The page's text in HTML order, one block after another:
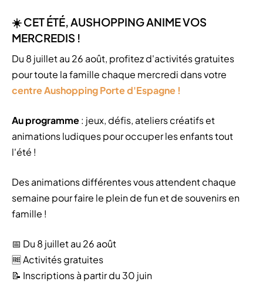
☀️ CET ÉTÉ, AUSHOPPING ANIME VOS
MERCREDIS !
Du 8 juillet au 26 août, profitez d'activités gratuites
pour toute la famille chaque mercredi dans votre
centre Aushopping Porte d'Espagne !
Au programme: jeux, défis, ateliers créatifs et
animations ludiques pour occuper les enfants tout
l'été !
Des animations différentes vous attendent chaque
semaine pour faire le plein de fun et de souvenirs en
famille !
📅 Du 8 juillet au 26 août
🆓 Activités gratuites
📝 Inscriptions à partir du 30 juin